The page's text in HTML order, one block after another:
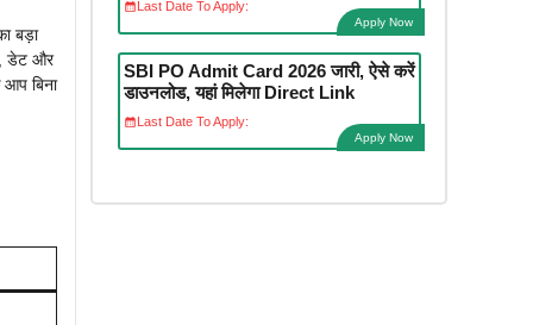
बड़ा
डेट और
बिना
Last Date To Apply:
Apply Now
SBI PO Admit Card 2026 जारी, ऐसे करें
डाउनलोड, यहां मिलेगा Direct Link
Last Date To Apply:
Apply Now